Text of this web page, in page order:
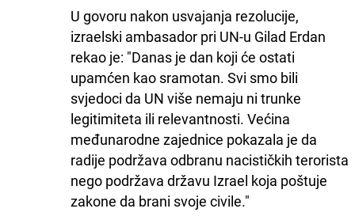
U govoru nakon usvajanja rezolucije,
izraelski ambasador pri UN-u Gilad Erdan
rekao je: "Danas je dan koji će ostati
upamćen kao sramotan. Svi smo bili
svjedoci da UN više nemaju ni trunke
legitimiteta ili relevantnosti. Većina
međunarodne zajednice pokazala je da
radije podržava odbranu nacističkih terorista
nego podržava državu Izrael koja poštuje
zakone da brani svoje civile."